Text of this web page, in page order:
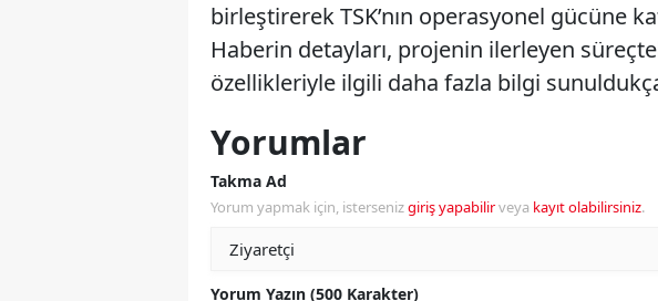
birleştirerek TSK’nın operasyonel gücüne
Haberin detayları, projenin ilerleyen
özellikleriyle ilgili daha fazla bilgi
Yorumlar
Takma Ad
Yorum yapmak için, istersenizgiriş yapabilirveya kayıt olabilirsiniz.
Yorum Yazın (500 Karakter)